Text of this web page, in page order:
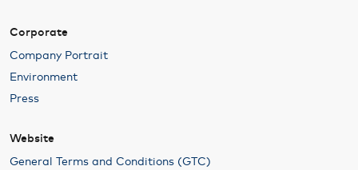
Corporate
Company Portrait
Environment
Press
Website
General Terms and Conditions (GTC)